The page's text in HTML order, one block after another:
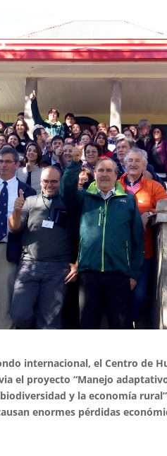
internacional, el Centro de
el proyecto “Manejo
y la economía
enormes pérdidas